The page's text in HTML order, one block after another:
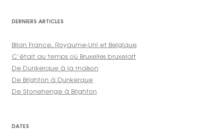
DERNIERS ARTICLES
Bilan France, Royaume-Uni et Belgique
C’était au temps où Bruxelles bruxelait
De Dunkerque à la maison
De Brighton à Dunkerque
De Stonehenge à Brighton
DATES